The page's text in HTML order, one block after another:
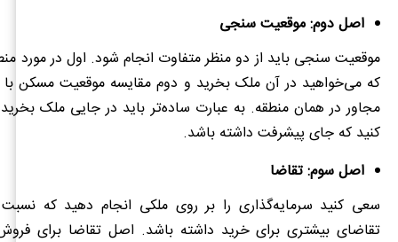
اصل دوم: موقعیت سنجی
موقعیت سنجی باید از دو منظر متفاوت انجام شود. اول در مورد
که می‌خواهید در آن ملک بخرید و دوم مقایسه موقعیت مسکن
مجاور در همان منطقه. به عبارت ساده‌تر باید در جایی ملک
کنید که جای پیشرفت داشته باشد.
اصل سوم: تقاضا
سعی کنید سرمایه‌گذاری را بر روی ملکی انجام دهید که
تقاضای بیشتری برای خرید داشته باشد. اصل تقاضا برای